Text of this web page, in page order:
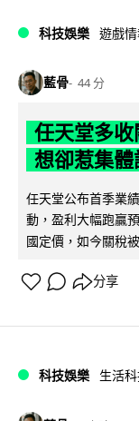
科技娛樂 遊戲
藍骨 44 分
任天堂多
想卻惹集體
任天堂公布首季業
動，盈利大幅跑贏
國定價，如今關稅
分享
科技娛樂 生活